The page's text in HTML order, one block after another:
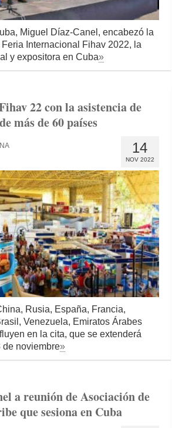
Miguel Díaz-Canel, encabezó la
Internacional Fihav 2022, la
y expositora en Cuba»
22 con la asistencia de
más de 60 países
14
NOV 2022
Rusia, España, Francia,
Venezuela, Emiratos Árabes
en la cita, que se extenderá
de noviembre»
a reunión de Asociación de
que sesiona en Cuba